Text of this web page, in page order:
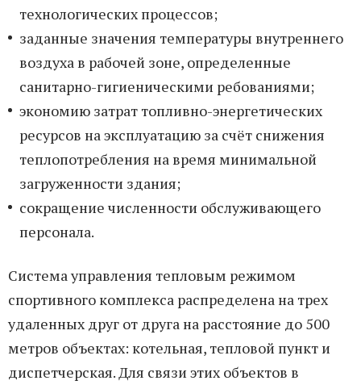
технологических процессов;
заданные значения температуры внутреннего
воздуха в рабочей зоне, определенные
санитарно-гигиеническими ребованиями;
экономию затрат топливно-энергетических
ресурсов на эксплуатацию за счёт снижения
теплопотребления на время минимальной
загруженности здания;
сокращение численности обслуживающего
персонала.
Система управления тепловым режимом
спортивного комплекса распределена на трех
удаленных друг от друга на расстояние до 500
метров объектах: котельная, тепловой пункт и
диспетчерская. Для связи этих объектов в